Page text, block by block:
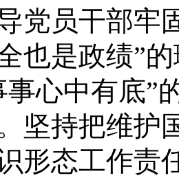
党员干部牢
也是政绩”
事心中有底”
坚持把维护
形态工作责